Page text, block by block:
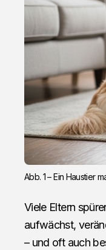
Abb. 1 – Ein Haustier
Viele Eltern
aufwächst,
– und oft auch